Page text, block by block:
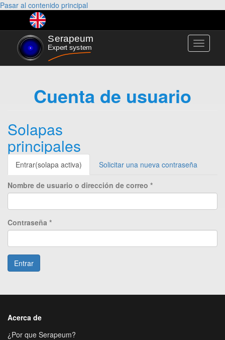
Pasar al contenido principal
Toggle
Cuenta de usuario
Solapas
principales
Entrar(solapa activa) Solicitar una nueva contraseña
Nombre de usuario o dirección de correo *
Contraseña *
Entrar
Acerca de
¿Por que Serapeum?